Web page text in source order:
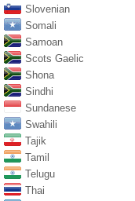
Slovenian
Somali
Samoan
Scots Gaelic
Shona
Sindhi
Sundanese
Swahili
Tajik
Tamil
Telugu
Thai